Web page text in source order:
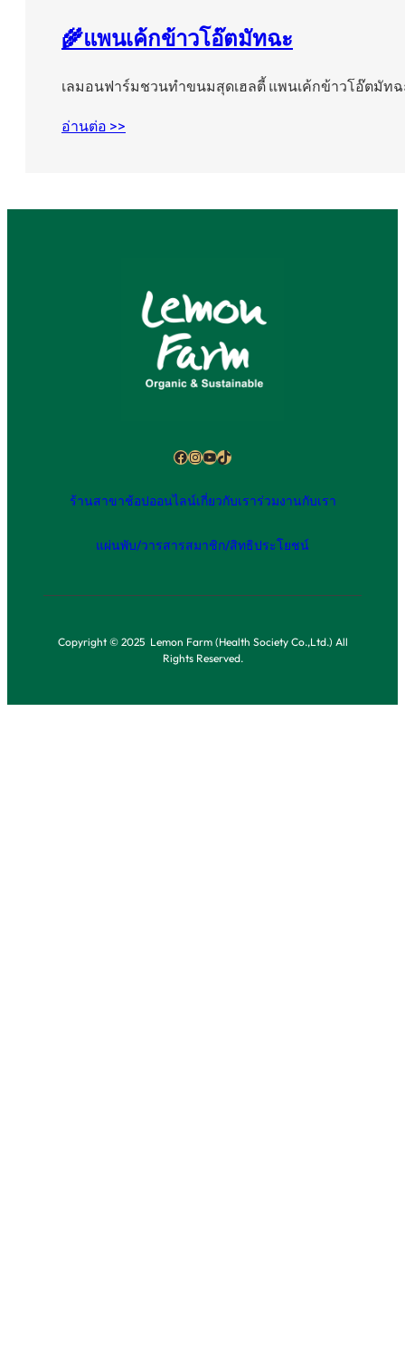
🌾แพนเค้กข้าวโอ๊ตมัทฉะ
เลมอนฟาร์มชวนทำขนมสุดเฮลตี้ แพนเค้กข้าวโอ๊ตมัทฉ
อ่านต่อ >>
Facebook
Instagram
YouTube
TikTok
ร้านสาขาช้อปออนไลน์เกี่ยวกับเราร่วมงานกับเรา
แผ่นพับ/วารสารสมาชิก/สิทธิประโยชน์
Copyright © 2025 Lemon Farm (Health Society Co.,Ltd.) All
Rights Reserved.